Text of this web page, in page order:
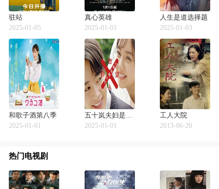
驻站
2025-01-05
真心英雄
2025-01-01
人生是道选择题
2025-01-03
和歌子酒第八季
2025-01-01
五十岚夫妇是伪装的陌生人
2025-01-01
工人大院
2013-06-20
热门电视剧